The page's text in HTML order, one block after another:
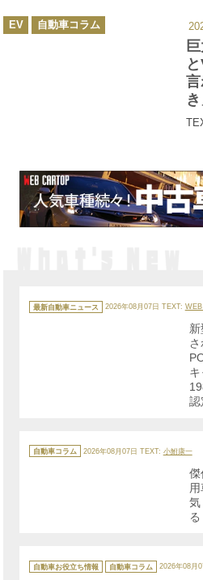
と
カ
テEV 自動車コラム
テ
ゴ
最新自動車ニュース 2026年08月07日 TEXT:
認
テ
ゴ
自動車コラム 2026年08月07日 TEXT: 小鮒康一
傑
テ
ゴ
自動車お役立ち情報 自動車コラム 2026年08月